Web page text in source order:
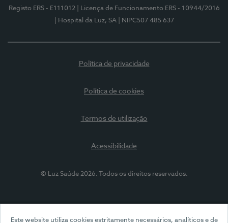
Este website utiliza cookies estritamente necessários, analíticos e de
Registo ERS - E111012
| Licença de Funcionamento ERS - 10944/2016
| Hospital da Luz, SA
| NIPC507 485 637
Política de privacidade
Política de cookies
Termos de utilização
Acessibilidade
© Luz Saúde 2026. Todos os direitos reservados.